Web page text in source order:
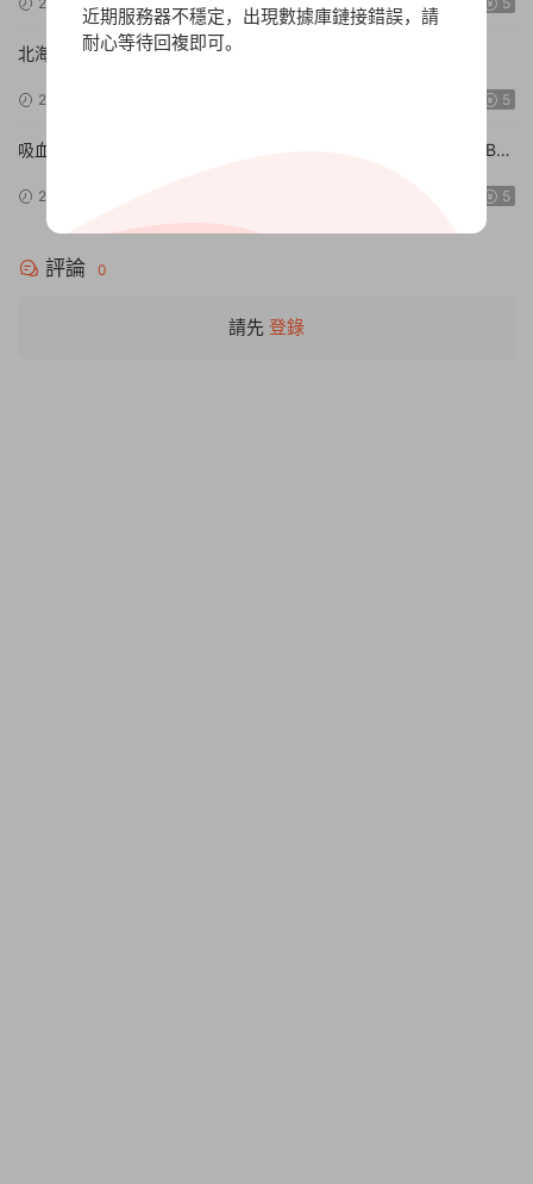
北海道連續殺人事件 消失在鄂霍次克 ～追憶流冰 流淚人偶
Serial Murder Case The Okhotsk Disappearance ~Memories in
Ice, Tearful Figurine~
2024-09-15 5
吸血鬼的旋律/Vampires’ Melody【Build.15046505|容量1.82GB|
2024-09-10 5
評論 0
請先 登錄
近期服務器不穩定，出現數據庫鏈接錯誤，請
耐心等待回複即可。